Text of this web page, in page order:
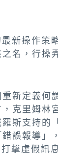
新操作策
名，行操
新定義何
克里姆林
斯支持
誤報導」
擊虛假訊